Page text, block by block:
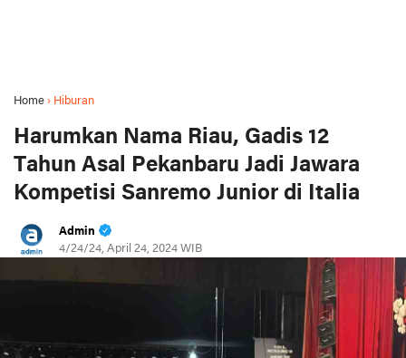
Home › Hiburan
Harumkan Nama Riau, Gadis 12
Tahun Asal Pekanbaru Jadi Jawara
Kompetisi Sanremo Junior di Italia
Admin
4/24/24, April 24, 2024 WIB